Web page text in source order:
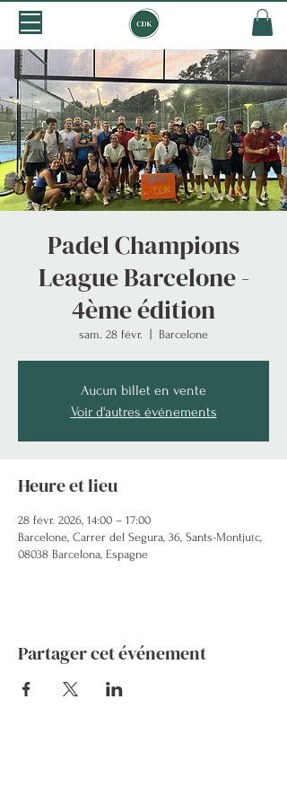
Padel Champions
League Barcelone -
4ème édition
sam. 28 févr. Barcelone
Aucun billet en vente
Voir d'autres événements
Heure et lieu
28 févr. 2026, 14:00 – 17:00
Barcelone, Carrer del Segura, 36, Sants-Montjuïc,
08038 Barcelona, Espagne
Partager cet événement